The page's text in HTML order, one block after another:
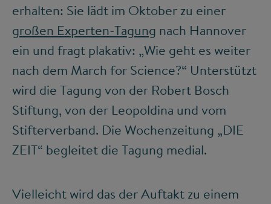
erhalten: Sie lädt im Oktober zu einer
großen Experten-Tagung nach Hannover
ein und fragt plakativ: „Wie geht es weiter
nach dem March for Science?“ Unterstützt
wird die Tagung von der Robert Bosch
Stiftung, von der Leopoldina und vom
Stifterverband. Die Wochenzeitung „DIE
ZEIT“ begleitet die Tagung medial.
Vielleicht wird das der Auftakt zu einem